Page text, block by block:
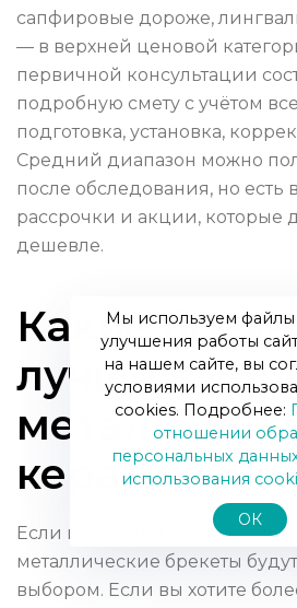
сапфировые дороже,
— в верхней ценовой
первичной консультации
подробную смету с учётом
подготовка, установка,
Средний диапазон можно
после обследования, но есть
рассрочки и акции, которые
дешевле.
Какие
лучше
металл или
керамика?
Если важна цена и
металлические брекеты
выбором. Если вы хотите
Мы используем файлы
улучшения работы
на нашем сайте, вы
условиями
cookies. Подробнее:
отношении
персональных
использования
ОК